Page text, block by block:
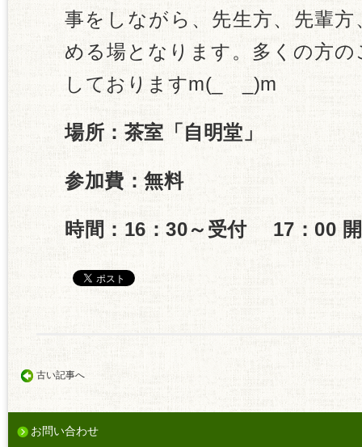
事をしながら、先生方、先輩
める場となります。多くの方
しておりますm(_ _)m
場所：茶室「自明堂」
参加費：無料
時間：16：30～受付 17：00
古い記事へ
お問い合わせ